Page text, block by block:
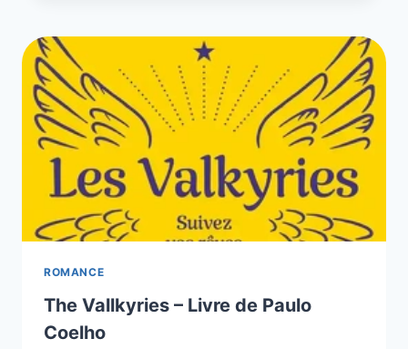
CRISTAL
À
7
ROMANCE
The Vallkyries – Livre de Paulo
Coelho